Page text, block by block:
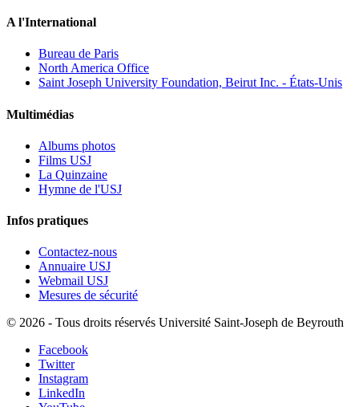
A l'International
Bureau de Paris
North America Office
Saint Joseph University Foundation, Beirut Inc. - États-Unis
Multimédias
Albums photos
Films USJ
La Quinzaine
Hymne de l'USJ
Infos pratiques
Contactez-nous
Annuaire USJ
Webmail USJ
Mesures de sécurité
© 2026 - Tous droits réservés Université Saint-Joseph de Beyrouth
Facebook
Twitter
Instagram
LinkedIn